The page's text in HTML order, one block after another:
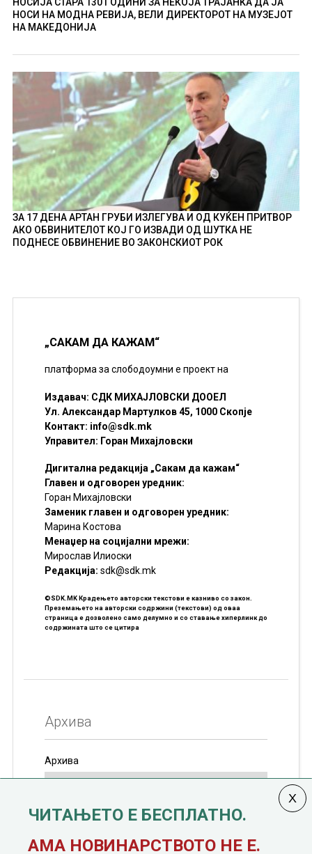
НОСИЈА СТАРА 130 ГОДИНИ ЗА НЕКОЈА ТРАЈАНКА ДА ЈА
НОСИ НА МОДНА РЕВИЈА, ВЕЛИ ДИРЕКТОРОТ НА МУЗЕЈОТ
НА МАКЕДОНИЈА
ЗА 17 ДЕНА АРТАН ГРУБИ ИЗЛЕГУВА И ОД КУЌЕН ПРИТВОР
АКО ОБВИНИТЕЛОТ КОЈ ГО ИЗВАДИ ОД ШУТКА НЕ
ПОДНЕСЕ ОБВИНЕНИЕ ВО ЗАКОНСКИОТ РОК
„САКАМ ДА КАЖАМ“
платформа за слободоумни е проект на
Издавач: СДК МИХАЈЛОВСКИ ДООЕЛ
Ул. Александар Мартулков 45, 1000 Скопје
Контакт: info@sdk.mk
Управител: Горан Михајловски
Дигитална редакција „Сакам да кажам“
Главен и одговорен уредник:
Горан Михајловски
Заменик главен и одговорен уредник:
Марина Костова
Менаџер на социјални мрежи:
Мирослав Илиоски
Редакцијa: sdk@sdk.mk
©SDK.MK Крадењето авторски текстови е казниво со закон.
Преземањето на авторски содржини (текстови) од оваа
страница е дозволено само делумно и со ставање хиперлинк до
содржината што се цитира
Архива
Архива
јануари, 1991 година
ЧИТАЊЕТО Е БЕСПЛАТНО.
АМА НОВИНАРСТВОТО НЕ Е.